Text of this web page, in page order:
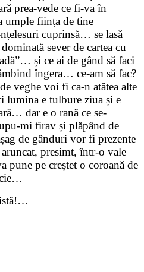
prea-vede ce fi-va în
umple ființa de tine
cuprinsă… se lasă
sever de cartea cu
și ce ai de gând să faci
îngera… ce-am să fac?
veghe voi fi ca-n atâtea alte
lumina e tulbure ziua și e
dar e o rană ce se-
mi firav și plăpând de
de gânduri vor fi prezente
presimt, într-o vale
pune pe creștet o coroană de